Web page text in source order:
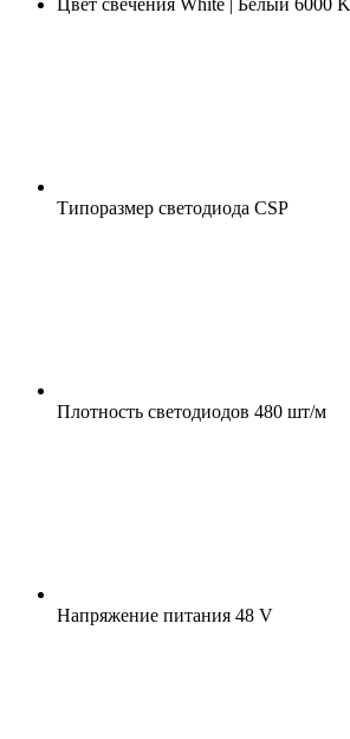
Типоразмер светодиода CSP
Плотность светодиодов 480 шт/м
Напряжение питания 48 V